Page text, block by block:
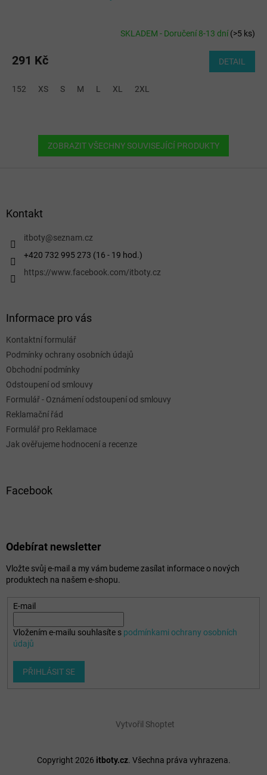
SKLADEM - Doručení 8-13 dní(>5 ks)
291 Kč DETAIL
152 XS S M L XL 2XL
ZOBRAZIT VŠECHNY SOUVISEJÍCÍ PRODUKTY
Kontakt
itboty@seznam.cz
+420 732 995 273 (16 - 19 hod.)
https://www.facebook.com/itboty.cz
Informace pro vás
Kontaktní formulář
Podmínky ochrany osobních údajů
Obchodní podmínky
Odstoupení od smlouvy
Formulář - Oznámení odstoupení od smlouvy
Reklamační řád
Formulář pro Reklamace
Jak ověřujeme hodnocení a recenze
Facebook
Odebírat newsletter
Vložte svůj e-mail a my vám budeme zasílat informace o nových
produktech na našem e-shopu.
E-mail
Vložením e-mailu souhlasíte s podmínkami ochrany osobních
údajů
PŘIHLÁSIT SE
Vytvořil Shoptet
Copyright 2026 itboty.cz. Všechna práva vyhrazena.